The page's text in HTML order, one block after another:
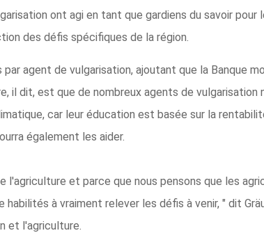
ont agi en tant que gardiens du savoir
des défis spécifiques de la région.
agent de vulgarisation, ajoutant que la Banque
il dit, est que de nombreux agents de vulgarisation
car leur éducation est basée sur la
également les aider.
l'agriculture et parce que nous pensons que les
à vraiment relever les défis à venir, " dit
et l'agriculture.